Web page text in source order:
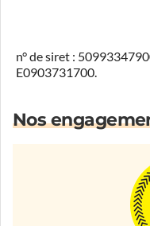
n° de siret :
E0903731700.
Nos